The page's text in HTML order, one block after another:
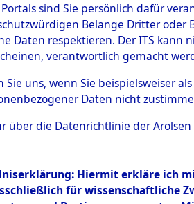
sind Sie persönlich dafür
Belange Dritter
Daten respektieren. Der ITS
verantwortlich gemacht
Sie uns, wenn Sie beispielsweiser
Daten nicht
über die Datenrichtlinie der Arolsen
Hiermit erkläre ich
für wissenschaftliche